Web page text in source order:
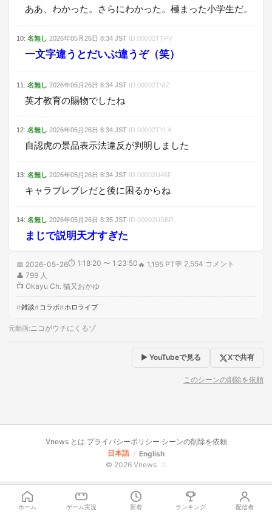
ああ、わかった。さらにわかった。極まった小学生だ。
10: 名無し 2026年05月26日 8:34 JST ID:00002TTPV
一文字違うとだいぶ違うぞ（笑）
11 : 名無し 2026年05月26日 8:34 JST ID:00002TVIZ
英才教育の賜物でしたね
12: 名無し 2026年05月26日 8:34 JST ID:00002TYL4
自認虎の景品表示法違反が判明しました
13: 名無し 2026年05月26日 8:34 JST ID:00002U46F
キャラブレブレだと後に困るからね
14: 名無し 2026年05月26日 8:35 JST ID:00002USBR
まじで説明天才すぎた
📅 2026-05-26⏱ 1:18:20 〜 1:23:50 🔥 1,195 PT💬 2,554 コメント
👤 799 人
📺 Okayu Ch. 猫又おかゆ
雑談 コラボ ホロライブ
元動画:ニコがウチにくるゾ
▶ YouTubeで見る Xで共有
このシーンの削除を依頼
Vnews とは·プライバシーポリシー·シーンの削除を依頼
日本語 / English
© 2026 Vnews
ホーム ゲーム実況 新着 ランキング 配信者